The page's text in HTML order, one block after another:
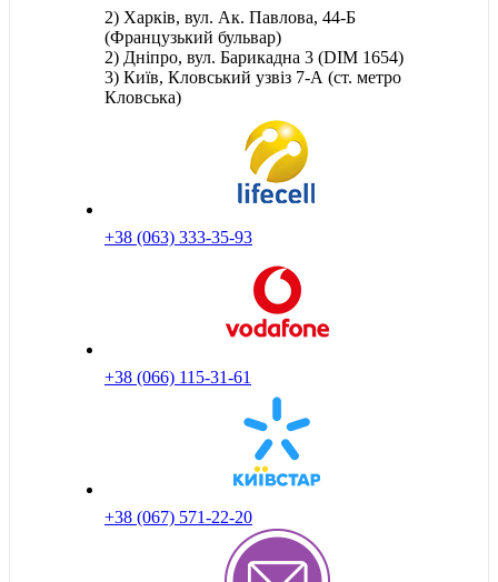
2) Харків, вул. Ак. Павлова, 44-Б
(Французький бульвар)
2) Дніпро, вул. Барикадна 3 (DIM 1654)
3) Київ, Кловський узвіз 7-А (ст. метро
Кловська)
+38 (063) 333-35-93
+38 (066) 115-31-61
+38 (067) 571-22-20